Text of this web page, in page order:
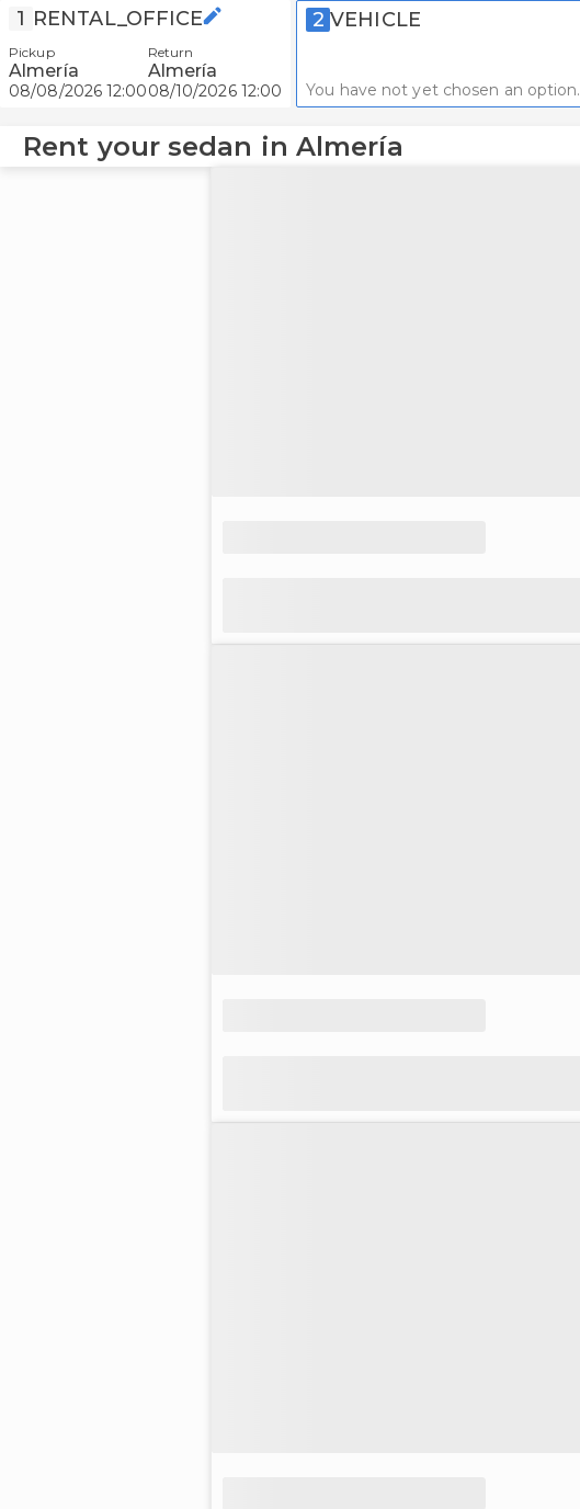
1 RENTAL_OFFICE
Pickup
Almería
08/08/2026 12:00
Return
Almería
08/10/2026 12:00
2 VEHICLE
You have not yet chosen an option.
Rent your sedan in Almería